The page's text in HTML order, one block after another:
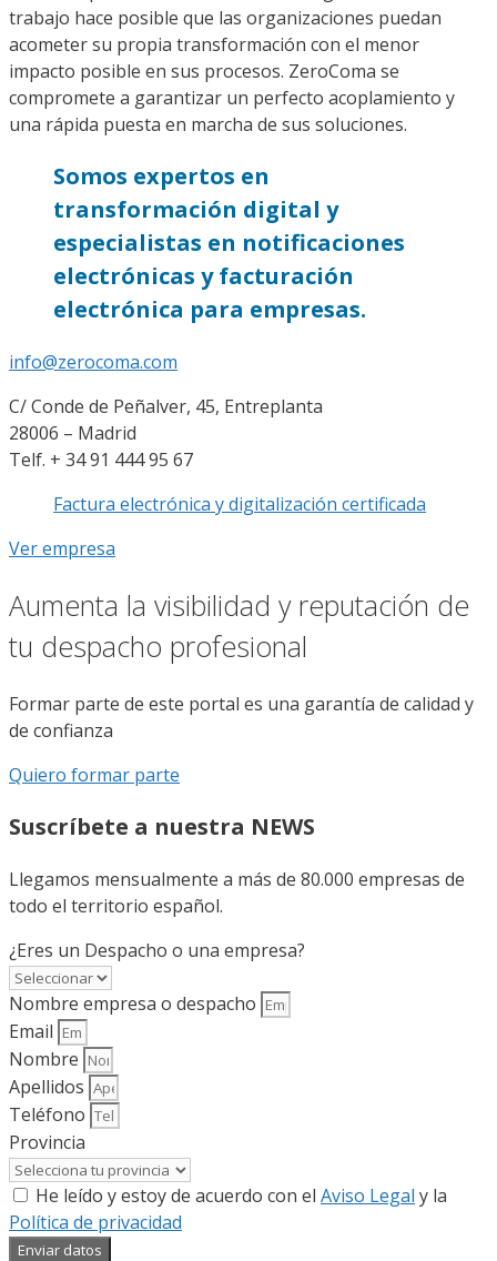
trabajo hace posible que las organizaciones puedan
acometer su propia transformación con el menor
impacto posible en sus procesos. ZeroComa se
compromete a garantizar un perfecto acoplamiento y
una rápida puesta en marcha de sus soluciones.
Somos expertos en
transformación digital y
especialistas en notificaciones
electrónicas y facturación
electrónica para empresas.
info@zerocoma.com
C/ Conde de Peñalver, 45, Entreplanta
28006 – Madrid
Telf. + 34 91 444 95 67
Factura electrónica y digitalización certificada
Ver empresa
Aumenta la visibilidad y reputación de
tu despacho profesional
Formar parte de este portal es una garantía de calidad y
de confianza
Quiero formar parte
Suscríbete a nuestra NEWS
Llegamos mensualmente a más de 80.000 empresas de
todo el territorio español.
¿Eres un Despacho o una empresa?
Nombre empresa o despacho
Email
Nombre
Apellidos
Teléfono
Provincia
He leído y estoy de acuerdo con el Aviso Legal y la
Política de privacidad
Enviar datos